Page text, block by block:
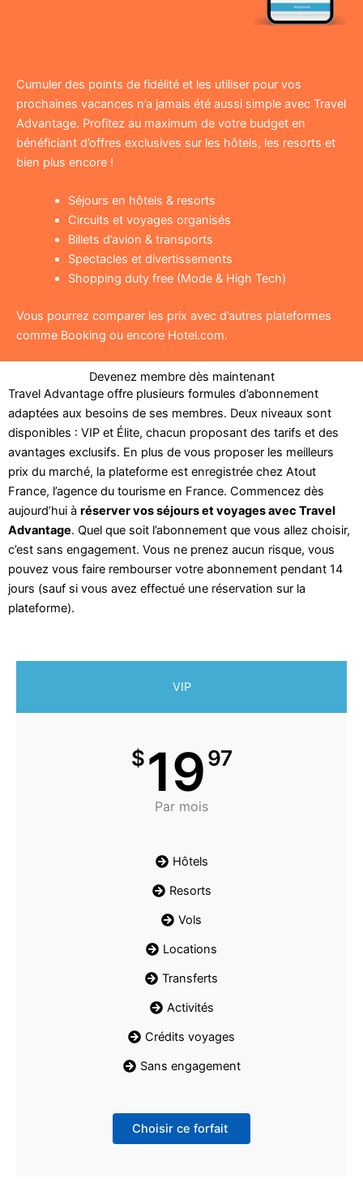
Cumuler des points de fidélité et les utiliser pour vos
prochaines vacances n’a jamais été aussi simple avec Travel
Advantage. Profitez au maximum de votre budget en
bénéficiant d’offres exclusives sur les hôtels, les resorts et
bien plus encore !
Séjours en hôtels & resorts
Circuits et voyages organisés
Billets d’avion & transports
Spectacles et divertissements
Shopping duty free (Mode & High Tech)
Vous pourrez comparer les prix avec d’autres plateformes
comme Booking ou encore Hotel.com.
Devenez membre dès maintenant
Travel Advantage offre plusieurs formules d’abonnement
adaptées aux besoins de ses membres. Deux niveaux sont
disponibles : VIP et Élite, chacun proposant des tarifs et des
avantages exclusifs. En plus de vous proposer les meilleurs
prix du marché, la plateforme est enregistrée chez Atout
France, l’agence du tourisme en France. Commencez dès
aujourd’hui à réserver vos séjours et voyages avec Travel
Advantage. Quel que soit l’abonnement que vous allez choisir,
c’est sans engagement. Vous ne prenez aucun risque, vous
pouvez vous faire rembourser votre abonnement pendant 14
jours (sauf si vous avez effectué une réservation sur la
plateforme).
VIP
$1997
Par mois
Hôtels
Resorts
Vols
Locations
Transferts
Activités
Crédits voyages
Sans engagement
Choisir ce forfait